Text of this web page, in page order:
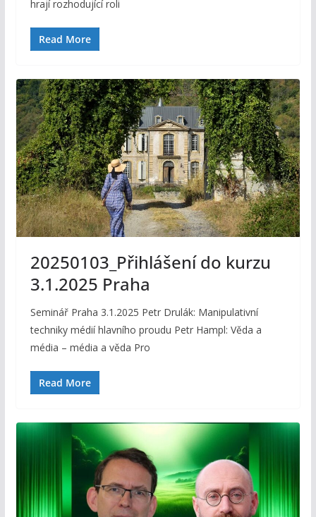
hrají rozhodující roli
Read More
20250103_Přihlášení do kurzu
3.1.2025 Praha
Seminář Praha 3.1.2025 Petr Drulák: Manipulativní
techniky médií hlavního proudu Petr Hampl: Věda a
média – média a věda Pro
Read More